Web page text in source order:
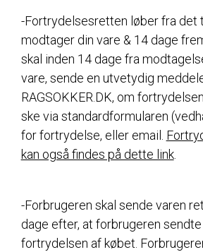
-Fortrydelsesretten løber fra det
modtager din vare & 14 dage
skal inden 14 dage fra
vare, sende en utvetydig
RAGSOKKER.DK, om
ske via standardformularen
for fortrydelse, eller email.
kan også findes på dette link.
-Forbrugeren skal sende varen
dage efter, at forbrugeren
fortrydelsen af købet.